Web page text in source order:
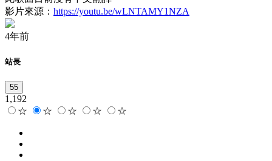
影片來源： https://youtu.be/wLNTAMY1NZA
4年前
站長
55
1,192
☆
☆ ☆ ☆ ☆